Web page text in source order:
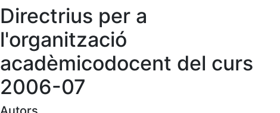
Directrius per a
l'organització
acadèmicodocent del curs
2006-07